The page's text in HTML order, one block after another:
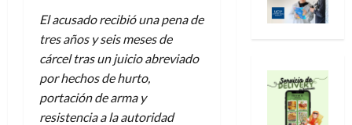
El acusado recibió una pena de
tres años y seis meses de
cárcel tras un juicio abreviado
por hechos de hurto,
portación de arma y
resistencia a la autoridad